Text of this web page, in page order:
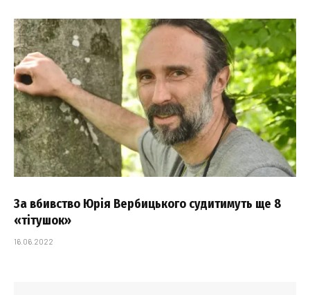
За вбивство Юрія Вербицького судитимуть ще 8
«тітушок»
16.06.2022